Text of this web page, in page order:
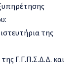
της
Γ.Γ.Π.Σ.Δ.Δ. και